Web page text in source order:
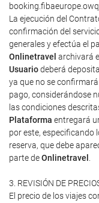
La ejecución del
confirmación del
generales y efectúa el
Onlinetravel archivará
Usuariodeberá
ya que no se
pago, considerándose
las condiciones
Plataforma entregará
por este, especificando
reserva, que debe
parte deOnlinetravel
3. REVISIÓN DE
El precio de los viajes